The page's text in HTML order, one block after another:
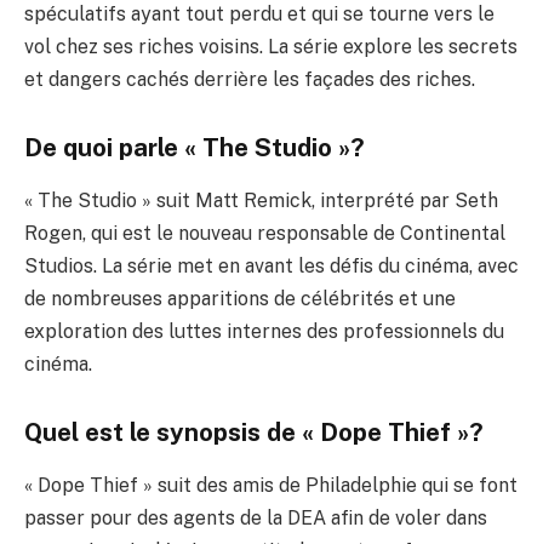
spéculatifs ayant tout perdu et qui se tourne vers le
vol chez ses riches voisins. La série explore les secrets
et dangers cachés derrière les façades des riches.
De quoi parle « The Studio »?
« The Studio » suit Matt Remick, interprété par Seth
Rogen, qui est le nouveau responsable de Continental
Studios. La série met en avant les défis du cinéma, avec
de nombreuses apparitions de célébrités et une
exploration des luttes internes des professionnels du
cinéma.
Quel est le synopsis de « Dope Thief »?
« Dope Thief » suit des amis de Philadelphie qui se font
passer pour des agents de la DEA afin de voler dans